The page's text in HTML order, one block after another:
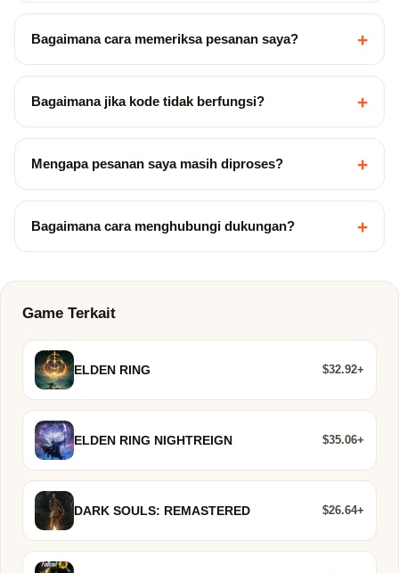
Bagaimana cara memeriksa pesanan saya? +
Bagaimana jika kode tidak berfungsi? +
Mengapa pesanan saya masih diproses? +
Bagaimana cara menghubungi dukungan? +
Game Terkait
ELDEN RING $32.92+
ELDEN RING NIGHTREIGN $35.06+
DARK SOULS: REMASTERED $26.64+